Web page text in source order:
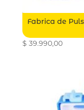
Fabrica de
$ 39.990,00